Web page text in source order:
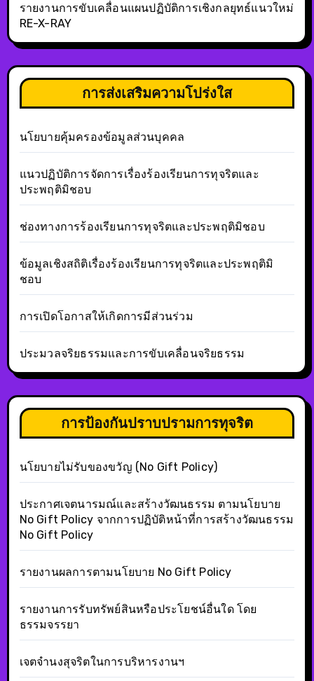
รายงานการขับเคลื่อนแผนปฏิบัติการเชิงกลยุทธ์แนวใหม่
RE-X-RAY
การส่งเสริมความโปร่งใส
นโยบายคุ้มครองข้อมูลส่วนบุคคล
แนวปฏิบัติการจัดการเรื่องร้องเรียนการทุจริตและ
ประพฤติมิชอบ
ช่องทางการร้องเรียนการทุจริตและประพฤติมิชอบ
ข้อมูลเชิงสถิติเรื่องร้องเรียนการทุจริตและประพฤติมิ
ชอบ
การเปิดโอกาสให้เกิดการมีส่วนร่วม
ประมวลจริยธรรมและการขับเคลื่อนจริยธรรม
การป้องกันปราบปรามการทุจริต
นโยบายไม่รับของขวัญ (No Gift Policy)
ประกาศเจตนารมณ์และสร้างวัฒนธรรม ตามนโยบาย
No Gift Policy จากการปฏิบัติหน้าที่การสร้างวัฒนธรรม
No Gift Policy
รายงานผลการตามนโยบาย No Gift Policy
รายงานการรับทรัพย์สินหรือประโยชน์อื่นใด โดย
ธรรมจรรยา
เจตจำนงสุจริตในการบริหารงานฯ